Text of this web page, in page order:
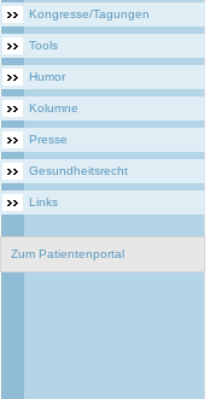
Kongresse/Tagungen
Tools
Humor
Kolumne
Presse
Gesundheitsrecht
Links
Zum Patientenportal